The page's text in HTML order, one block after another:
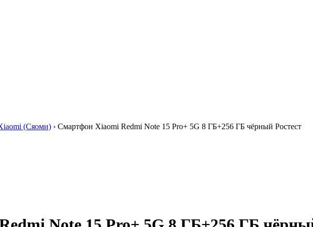
(Сяоми) › Смартфон Xiaomi Redmi Note 15 Pro+ 5G 8 ГБ+256 ГБ чёрный Ростест